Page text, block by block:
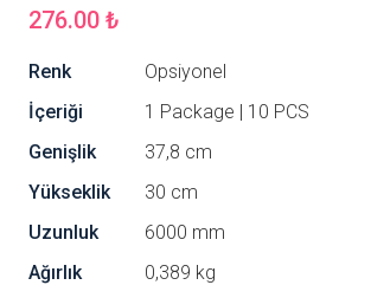
276.00 ₺
Renk
Opsiyonel
İçeriği
1 Package | 10 PCS
Genişlik
37,8 cm
Yükseklik
30 cm
Uzunluk
6000 mm
Ağırlık
0,389 kg